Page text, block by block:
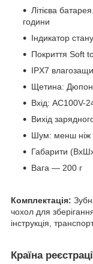
Літієва
години
Індикатор
Покриття Soft
IPX7
Щетина: Дюпон
Вхід: AC100V-
Вихід
Шум: менш ніж
Габарити
Вага — 200 г
Комплектація:
чохол для
інструкція,
Країна